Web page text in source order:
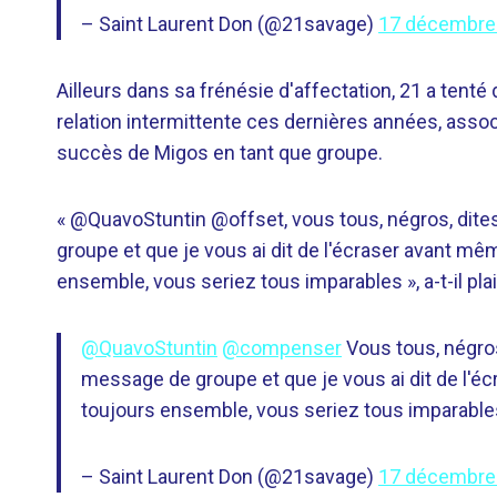
– Saint Laurent Don (@21savage) 17
Ailleurs dans sa frénésie d'affectation, 21 a
relation intermittente ces dernières années,
succès de Migos en tant que groupe.
« @QuavoStuntin @offset, vous tous, négros,
groupe et que je vous ai dit de l'écraser avant
ensemble, vous seriez tous imparables », a-t-il
@QuavoStuntin @compenserVous tous,
message de groupe et que je vous ai dit de
toujours ensemble, vous seriez tous
– Saint Laurent Don (@21savage) 17